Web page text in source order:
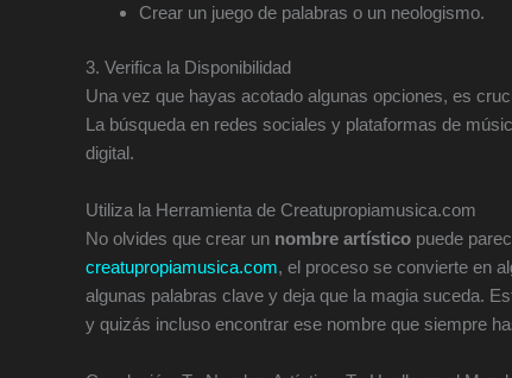
Crear un juego de palabras o un neologismo.
3. Verifica la Disponibilidad
Una vez que hayas acotado algunas opciones, es
La búsqueda en redes sociales y plataformas de
digital.
Utiliza la Herramienta de Creatupropiamusica.com
No olvides que crear un nombre artístico puede
creatupropiamusica.com, el proceso se convierte en
algunas palabras clave y deja que la magia suceda.
y quizás incluso encontrar ese nombre que siempre